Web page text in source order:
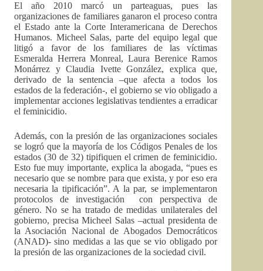
El año 2010 marcó un parteaguas, pues las
organizaciones de familiares ganaron el proceso contra
el Estado ante la Corte Interamericana de Derechos
Humanos. Micheel Salas, parte del equipo legal que
litigó a favor de los familiares de las víctimas
Esmeralda Herrera Monreal, Laura Berenice Ramos
Monárrez y Claudia Ivette González, explica que,
derivado de la sentencia –que afecta a todos los
estados de la federación-, el gobierno se vio obligado a
implementar acciones legislativas tendientes a erradicar
el feminicidio.
Además, con la presión de las organizaciones sociales
se logró que la mayoría de los Códigos Penales de los
estados (30 de 32) tipifiquen el crimen de feminicidio.
Esto fue muy importante, explica la abogada, “pues es
necesario que se nombre para que exista, y por eso era
necesaria la tipificación”. A la par, se implementaron
protocolos de investigación con perspectiva de
género. No se ha tratado de medidas unilaterales del
gobierno, precisa Micheel Salas –actual presidenta de
la Asociación Nacional de Abogados Democráticos
(ANAD)- sino medidas a las que se vio obligado por
la presión de las organizaciones de la sociedad civil.